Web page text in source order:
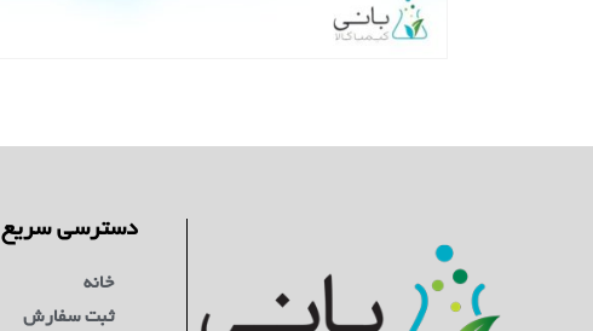
دسترسی سریع
خانه
ثبت سفارش